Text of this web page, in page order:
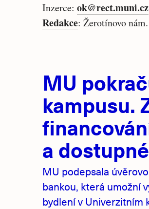
Inzerce: ok@rect.muni.cz
Redakce: Žerotínovo
novinky
MU
kampusu.
a
MU podepsala
bankou, která umožní
bydlení v Univerzitním